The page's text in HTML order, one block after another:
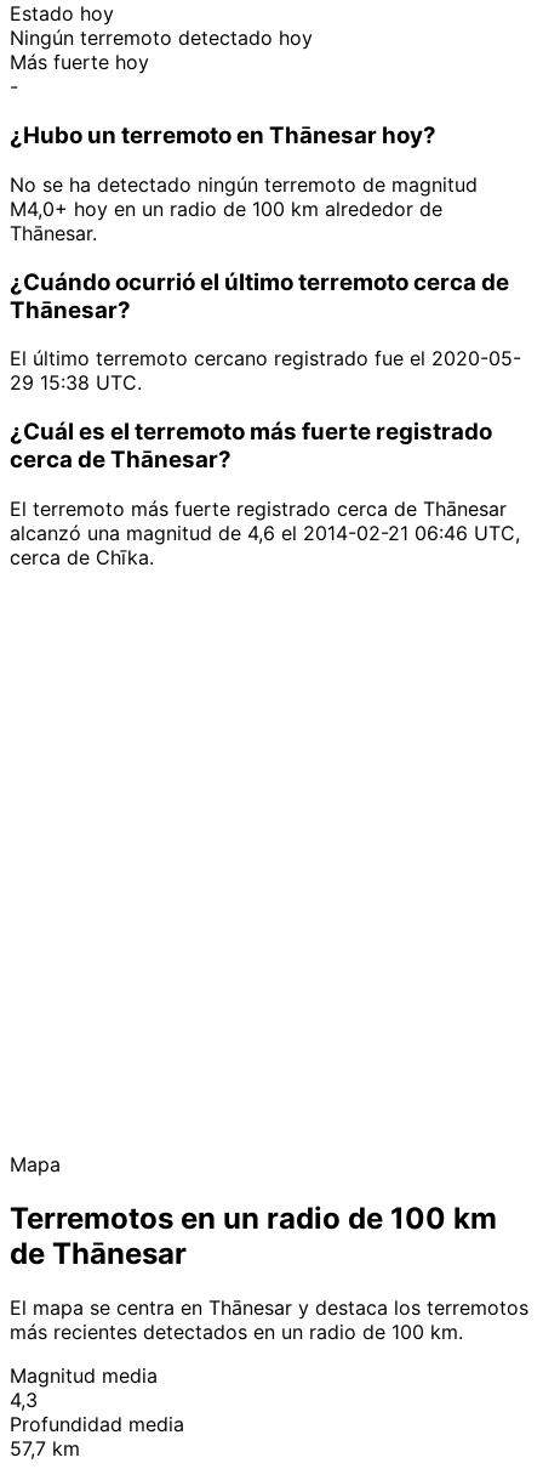
Estado hoy
Ningún terremoto detectado hoy
Más fuerte hoy
-
¿Hubo un terremoto en Thānesar hoy?
No se ha detectado ningún terremoto de magnitud
M4,0+ hoy en un radio de 100 km alrededor de
Thānesar.
¿Cuándo ocurrió el último terremoto cerca de
Thānesar?
El último terremoto cercano registrado fue el 2020-05-
29 15:38 UTC.
¿Cuál es el terremoto más fuerte registrado
cerca de Thānesar?
El terremoto más fuerte registrado cerca de Thānesar
alcanzó una magnitud de 4,6 el 2014-02-21 06:46 UTC,
cerca de Chīka.
Mapa
Terremotos en un radio de 100 km
de Thānesar
El mapa se centra en Thānesar y destaca los terremotos
más recientes detectados en un radio de 100 km.
Magnitud media
4,3
Profundidad media
57,7 km